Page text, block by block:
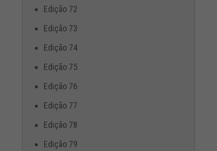
Edição 72
Edição 73
Edição 74
Edição 75
Edição 76
Edição 77
Edição 78
Edição 79